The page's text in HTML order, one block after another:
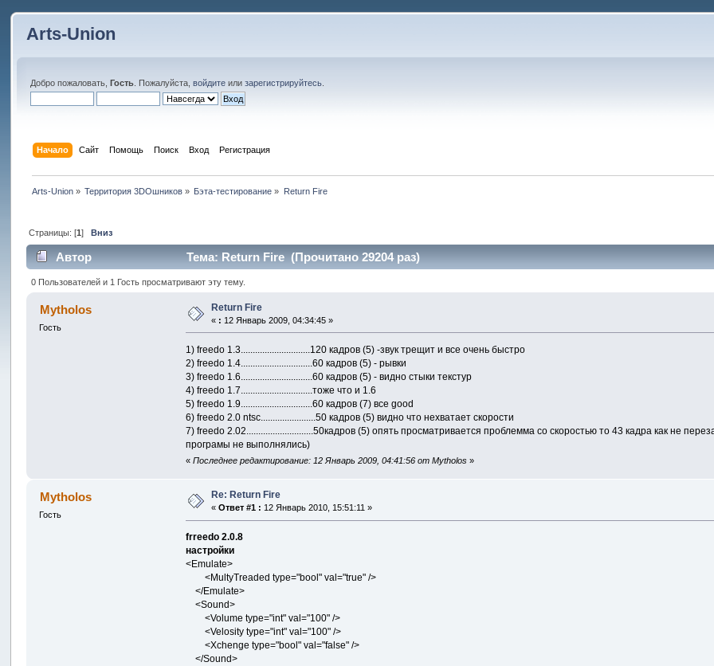
Arts-Union
Добро пожаловать,Гость . Пожалуйста,войдите илизарегистрируйтесь
Начало Сайт Помощь Поиск Вход Регистрация
Arts-Union» Территория 3DOшников » Бэта-тестирование » Return Fire
Страницы: [1] Вниз
Автор Тема: Return Fire (Прочитано 29204 раз)
0 Пользователей и 1 Гость просматривают эту тему.
Mytholos
Гость
Return Fire
« : 12 Январь 2009, 04:34:45 »
1) freedo 1.3.............................120 кадров (5) -звук трещит и все очень быстро
2) freedo 1.4..............................60 кадров (5) - рывки
3) freedo 1.6..............................60 кадров (5) - видно стыки текстур
4) freedo 1.7..............................тоже что и 1.6
5) freedo 1.9..............................60 кадров (7) все good
6) freedo 2.0 ntsc.......................50 кадров (5) видно что нехватает скорости
7) freedo 2.02............................50кадров (5) опять просматривается проблемма со скоростью то 43 кадра как не
програмы не выполнялись)
«Последнее редактирование: 12 Январь 2009, 04:41:56 от Mytholos »
Mytholos
Гость
Re: Return Fire
«Ответ #1 : 12 Январь 2010, 15:51:11 »
frreedo 2.0.8
настройки
<Emulate>
<MultyTreaded type="bool" val="true" />
</Emulate>
<Sound>
<Volume type="int" val="100" />
<Velosity type="int" val="100" />
<Xchenge type="bool" val="false" />
</Sound>